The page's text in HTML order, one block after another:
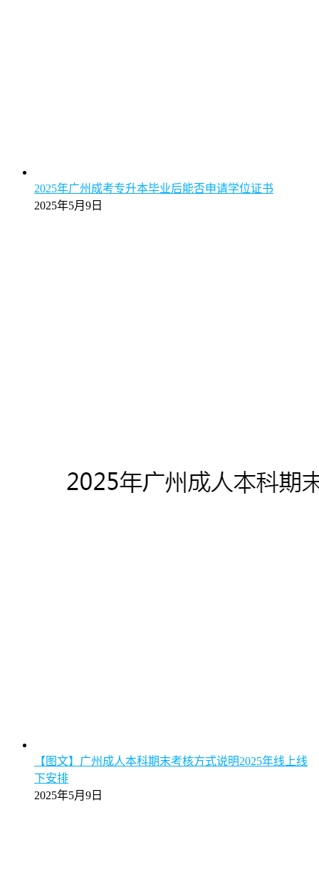
2025年广州成考专升本毕业后能否申请学位证书
2025年5月9日
【图文】广州成人本科期末考核方式说明2025年线上线
下安排
2025年5月9日